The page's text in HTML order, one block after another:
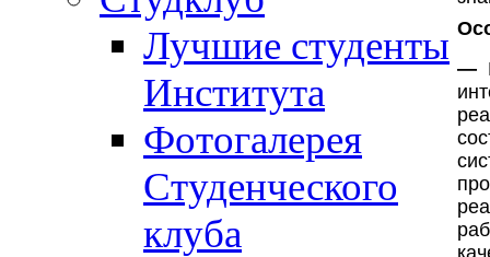
Лучшие студенты
Института
Фотогалерея
Студенческого
клуба
—